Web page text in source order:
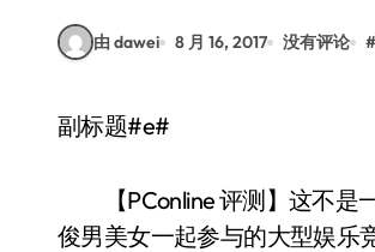
由 dawei 8 月 16, 2017 没有评论 #
副标题#e#
【PConline 评测】这不是一
俊男美女一起参与的大型娱乐